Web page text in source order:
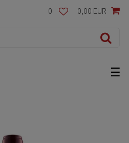
0 0,00 EUR
☰